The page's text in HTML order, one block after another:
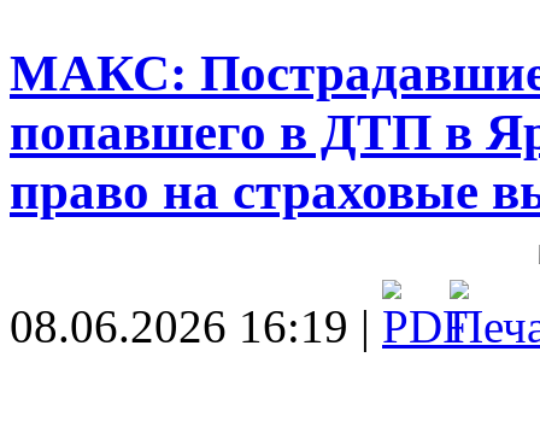
МАКС: Пострадавшие
попавшего в ДТП в
право на
08.06.2026 16:19 |